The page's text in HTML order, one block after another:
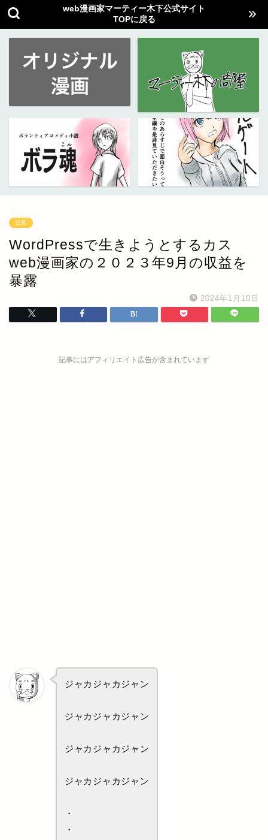
web漫画家マーティー木下公式サイト
TOPに戻る
日常
WordPressで生きようとするカス
web漫画家の２０２３年9月の収益を
暴露
2024年1月10日
記事にはアフィリエイト広告が含まれています
ジャカジャカジャン
ジャカジャカジャン
ジャカジャカジャン
ジャカジャカジャン
・
・